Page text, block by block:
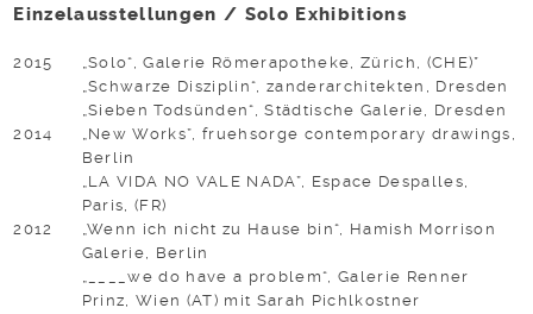
Einzelausstellungen / Solo Exhibitions
2015
„Solo“, Galerie Römerapotheke, Zürich, (CHE)*
„Schwarze Disziplin“, zanderarchitekten, Dresden
„Sieben Todsünden“, Städtische Galerie, Dresden
2014
„New Works”, fruehsorge contemporary drawings,
Berlin
„LA VIDA NO VALE NADA”, Espace Despalles,
Paris, (FR)
2012
„Wenn ich nicht zu Hause bin“, Hamish Morrison
Galerie, Berlin
„____we do have a problem“, Galerie Renner
Prinz, Wien (AT) mit Sarah Pichlkostner